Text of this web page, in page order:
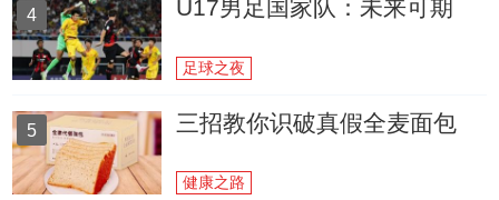
4 U17男足国家队：未来可期
足球之夜
5 三招教你识破真假全麦面包
健康之路